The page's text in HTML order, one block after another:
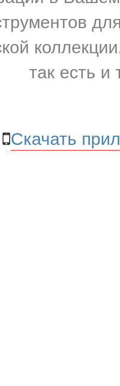
так есть и
Скачать